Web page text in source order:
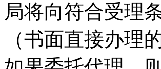
局将向符合受理
（书面直接办理